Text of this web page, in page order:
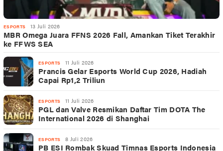
ESPORTS 13 Juli 2026
MBR Omega Juara FFNS 2026 Fall, Amankan Tiket Terakhir
ke FFWS SEA
ESPORTS 11 Juli 2026
Prancis Gelar Esports World Cup 2026, Hadiah
Capai Rp1,2 Triliun
ESPORTS 11 Juli 2026
PGL dan Valve Resmikan Daftar Tim DOTA The
International 2026 di Shanghai
ESPORTS 8 Juli 2026
PB ESI Rombak Skuad Timnas Esports Indonesia